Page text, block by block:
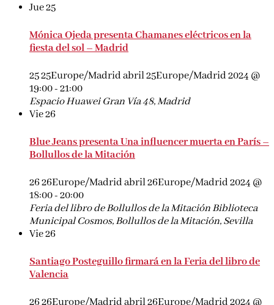
Jue25
Mónica Ojeda presenta Chamanes eléctricos en la
fiesta del sol – Madrid
25 25Europe/Madrid abril 25Europe/Madrid 2024 @
19:00-21:00
Espacio HuaweiGran Vía 48, Madrid
Vie26
Blue Jeans presenta Una influencer muerta en París –
Bollullos de la Mitación
26 26Europe/Madrid abril 26Europe/Madrid 2024 @
18:00-20:00
Feria del libro de Bollullos de la MitaciónBiblioteca
Municipal Cosmos, Bollullos de la Mitación, Sevilla
Vie26
Santiago Posteguillo firmará en la Feria del libro de
Valencia
26 26Europe/Madrid abril 26Europe/Madrid 2024 @